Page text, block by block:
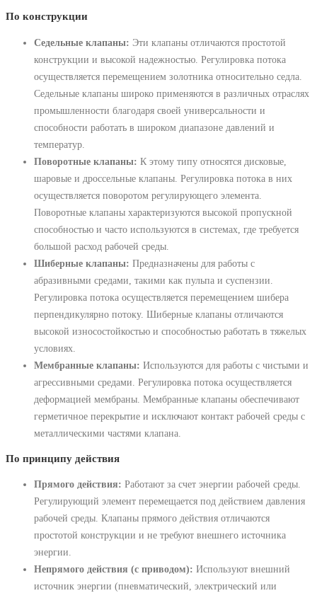
По конструкции
Седельные клапаны: Эти клапаны отличаются простотой
конструкции и высокой надежностью. Регулировка потока
осуществляется перемещением золотника относительно седла.
Седельные клапаны широко применяются в различных отраслях
промышленности благодаря своей универсальности и
способности работать в широком диапазоне давлений и
температур.
Поворотные клапаны: К этому типу относятся дисковые,
шаровые и дроссельные клапаны. Регулировка потока в них
осуществляется поворотом регулирующего элемента.
Поворотные клапаны характеризуются высокой пропускной
способностью и часто используются в системах, где требуется
большой расход рабочей среды.
Шиберные клапаны: Предназначены для работы с
абразивными средами, такими как пульпа и суспензии.
Регулировка потока осуществляется перемещением шибера
перпендикулярно потоку. Шиберные клапаны отличаются
высокой износостойкостью и способностью работать в тяжелых
условиях.
Мембранные клапаны: Используются для работы с чистыми и
агрессивными средами. Регулировка потока осуществляется
деформацией мембраны. Мембранные клапаны обеспечивают
герметичное перекрытие и исключают контакт рабочей среды с
металлическими частями клапана.
По принципу действия
Прямого действия: Работают за счет энергии рабочей среды.
Регулирующий элемент перемещается под действием давления
рабочей среды. Клапаны прямого действия отличаются
простотой конструкции и не требуют внешнего источника
энергии.
Непрямого действия (с приводом): Используют внешний
источник энергии (пневматический, электрический или